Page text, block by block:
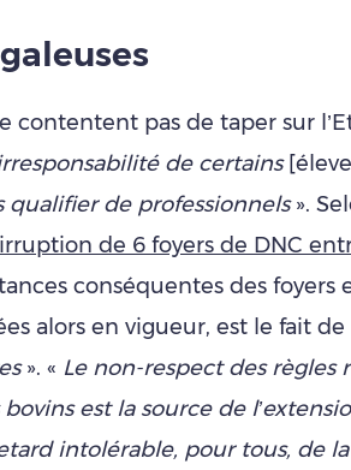
contentent pas de taper sur
de certains
qualifier de professionnels».
de 6 foyers de DNC
conséquentes des foyers
alors en vigueur, est le fait
». « Le non-respect des règles
est la source de
intolérable, pour tous, de